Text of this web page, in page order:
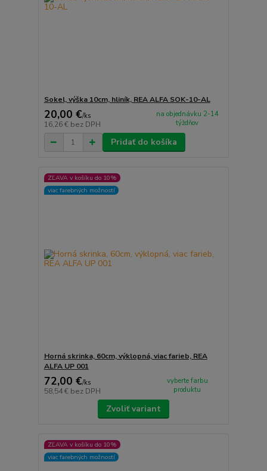
Sokel, výška 10cm, hliník, REA ALFA SOK-10-AL
20,00 €/ks
16,26 € bez DPH
na objednávku 2-14
týždňov
Pridať do košíka
ZĽAVA v košíku do 10%
viac farebných možností
Horná skrinka, 60cm, výklopná, viac farieb, REA
ALFA UP 001
72,00 €/ks
58,54 € bez DPH
vyberte farbu
produktu
Zvoliť variant
ZĽAVA v košíku do 10%
viac farebných možností